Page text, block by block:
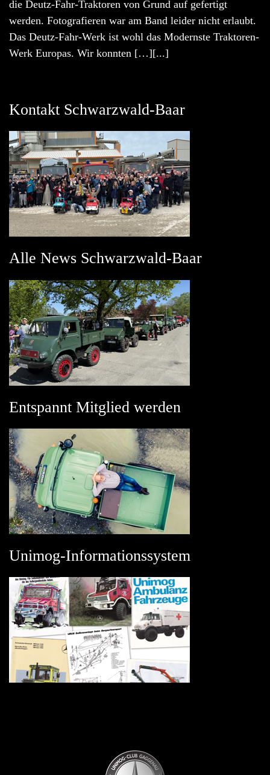
die Deutz-Fahr-Traktoren von Grund auf gefertigt
werden. Fotografieren war am Band leider nicht erlaubt.
Das Deutz-Fahr-Werk ist wohl das Modernste Traktoren-
Werk Europas. Wir konnten […][...]
Kontakt Schwarzwald-Baar
Alle News Schwarzwald-Baar
Entspannt Mitglied werden
Unimog-Informationssystem